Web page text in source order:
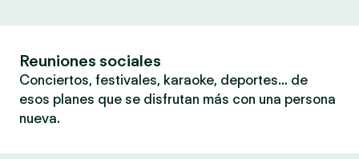
Reuniones sociales
Conciertos, festivales, karaoke, deportes… de
esos planes que se disfrutan más con una persona
nueva.